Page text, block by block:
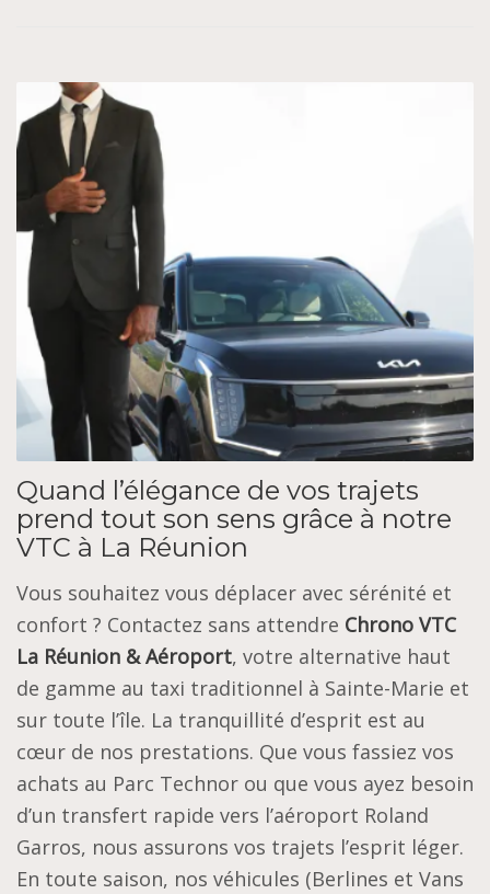
Quand l’élégance de vos trajets
prend tout son sens grâce à notre
VTC à La Réunion
Vous souhaitez vous déplacer avec sérénité et
confort ? Contactez sans attendre Chrono VTC
La Réunion & Aéroport, votre alternative haut
de gamme au taxi traditionnel à Sainte-Marie et
sur toute l’île. La tranquillité d’esprit est au
cœur de nos prestations. Que vous fassiez vos
achats au Parc Technor ou que vous ayez besoin
d’un transfert rapide vers l’aéroport Roland
Garros, nous assurons vos trajets l’esprit léger.
En toute saison, nos véhicules (Berlines et Vans